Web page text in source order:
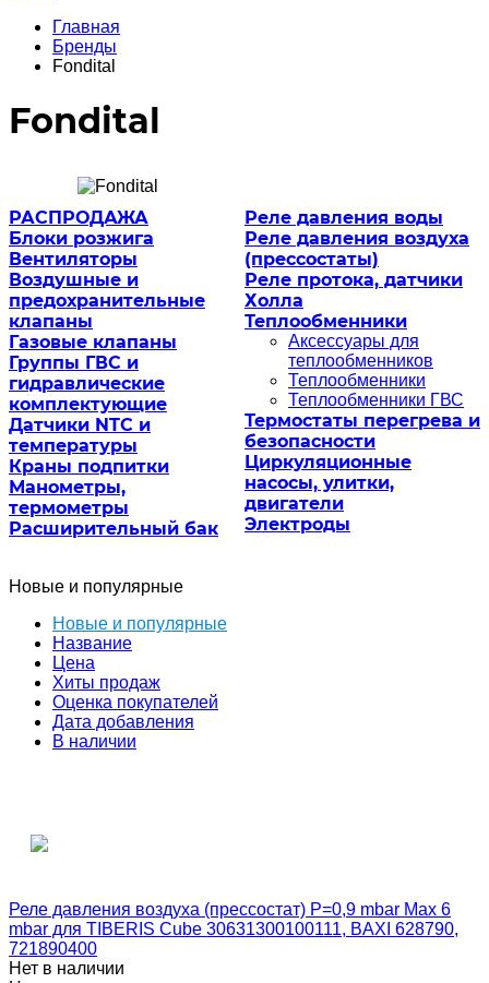
Главная
Бренды
Fondital
Fondital
РАСПРОДАЖА
Блоки розжига
Вентиляторы
Воздушные и
предохранительные
клапаны
Газовые клапаны
Группы ГВС и
гидравлические
комплектующие
Датчики NTC и
температуры
Краны подпитки
Манометры,
термометры
Расширительный бак
Реле давления воды
Реле давления воздуха
(прессостаты)
Реле протока, датчики
Холла
Теплообменники
Аксессуары для
теплообменников
Теплообменники
Теплообменники ГВС
Термостаты перегрева и
безопасности
Циркуляционные
насосы, улитки,
двигатели
Электроды
Новые и популярные
Новые и популярные
Название
Цена
Хиты продаж
Оценка покупателей
Дата добавления
В наличии
Реле давления воздуха (прессостат) P=0,9 mbar Max 6
mbar для TIBERIS Cube 30631300100111, BAXI 628790,
721890400
Нет в наличии